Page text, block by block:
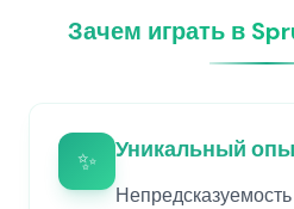
Зачем играть в
✨ Уникальный